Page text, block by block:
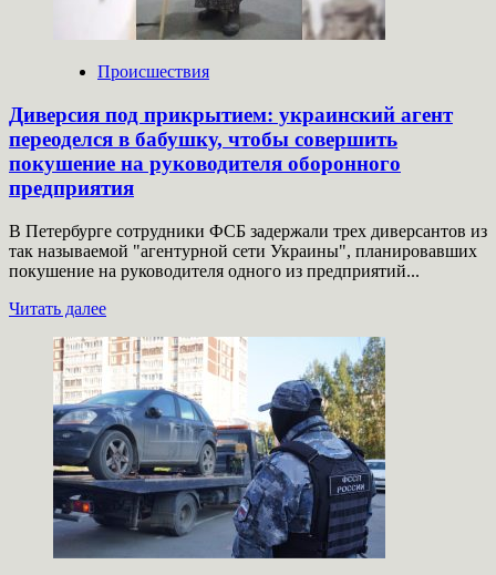
змеи,
и
Происшествия
Диверсия под прикрытием: украинский агент
переоделся в бабушку, чтобы совершить
покушение на руководителя оборонного
предприятия
В Петербурге сотрудники ФСБ задержали трех диверсантов из
так называемой "агентурной сети Украины", планировавших
покушение на руководителя одного из предприятий...
Читать далееПрочитать
о
Диверсия
под
прикрытием:
украинский
агент
переоделся
в
бабушку,
чтобы
совершить